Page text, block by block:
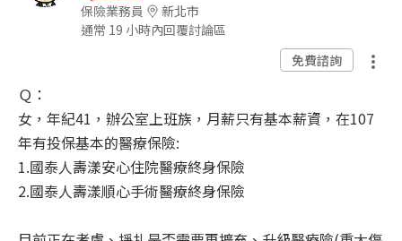
保險業務員
新北市
通常 19 小時內回覆討論區
免費諮詢
Ｑ：
女，年紀41，辦公室上班族，月薪只有基本薪資，在107
年有投保基本的醫療保險:
1.國泰人壽漾安心住院醫療終身保險
2.國泰人壽漾順心手術醫療終身保險